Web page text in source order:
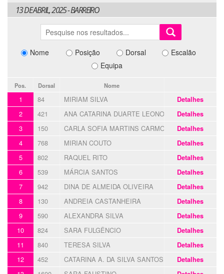
13 DE ABRIL, 2025 - BARREIRO
Nome Posição Dorsal
Escalão
Equipa
Pos. Dorsal Nome
1 84 MIRIAM SILVA Detalhes
2 421 ANA CATARINA DUARTE LEONOR Detalhes
3 150 CARLA SOFIA MARTINS CARMONA Detalhes
4 768 MIRIAN COUTO Detalhes
5 802 RAQUEL RITO Detalhes
6 539 MÁRCIA SANTOS Detalhes
7 942 DINA DE ALMEIDA OLIVEIRA Detalhes
8 130 ANDREIA CASTANHEIRA Detalhes
9 590 ALEXANDRA SILVA Detalhes
10 824 SARA FULGÊNCIO Detalhes
11 840 TERESA SILVA Detalhes
12 452 CATARINA A. DA SILVA SANTOS Detalhes